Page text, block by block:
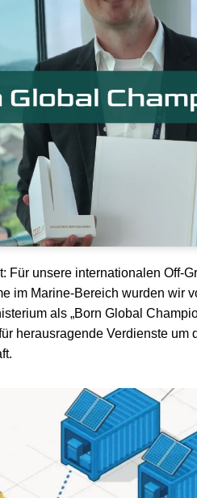
Für unsere internationalen Off-
im Marine-Bereich wurden wir
als „Born Global
herausragende Verdienste um